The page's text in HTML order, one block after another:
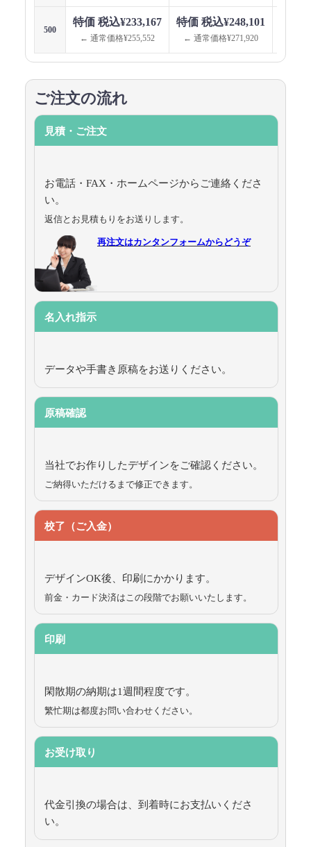
500
特価 税込¥233,167
← 通常価格¥255,552
特価 税込¥248,101
← 通常価格¥271,920
ご注文の流れ
見積・ご注文
お電話・FAX・ホームページからご連絡くださ
い。
返信とお見積もりをお送りします。
再注文はカンタンフォームからどうぞ
名入れ指示
データや手書き原稿をお送りください。
原稿確認
当社でお作りしたデザインをご確認ください。
ご納得いただけるまで修正できます。
校了（ご入金）
デザインOK後、印刷にかかります。
前金・カード決済はこの段階でお願いいたします。
印刷
閑散期の納期は1週間程度です。
繁忙期は都度お問い合わせください。
お受け取り
代金引換の場合は、到着時にお支払いくださ
い。